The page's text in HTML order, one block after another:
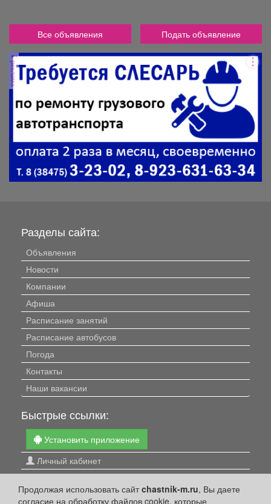
Все объявления Подать объявление
реклама
Продолжая использовать сайтchastnik-m.ru, Вы даете
согласие на обработку файлов cookie, которые
Разделы сайта:
Объявления
Новости
Компании
Афиша
Расписание занятий
Расписание автобусов
Погода
Контакты
Наши вакансии
Быстрые ссылки:
Установить приложение
Личный кабинет
Подать объявление
Подать объявление в газету